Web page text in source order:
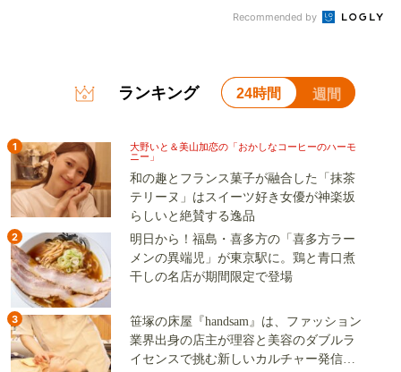
Recommended by
ランキング 24時間 週間
1
大野いと＆美山加恋の「おかしなコーヒーのハーモ
ニー」
和の趣とフランス菓子が融合した「抹茶
テリーヌ」はスイーツ好き女優が神楽坂
らしいと絶賛する逸品
2
明日から！福島・喜多方の「喜多方ラー
メンの異端児」が東京駅に。鶏と青口煮
干しの名店が期間限定で登場
3
笹塚の床屋『handsam』は、ファッション
業界出身の店主が理容と美容のダブルラ
イセンスで挑む新しいカルチャー発信基